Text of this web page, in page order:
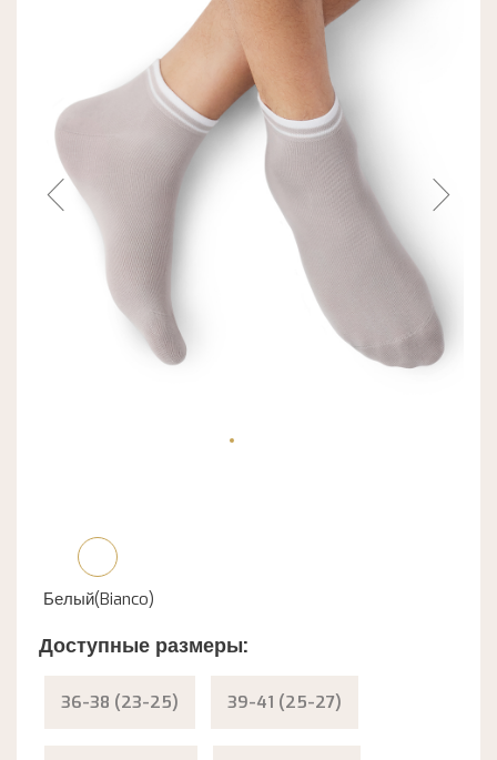
Белый(Bianco)
Доступные размеры:
36-38 (23-25) 39-41 (25-27)